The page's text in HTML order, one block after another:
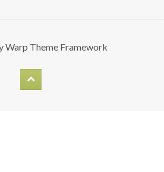
Warp Theme Framework